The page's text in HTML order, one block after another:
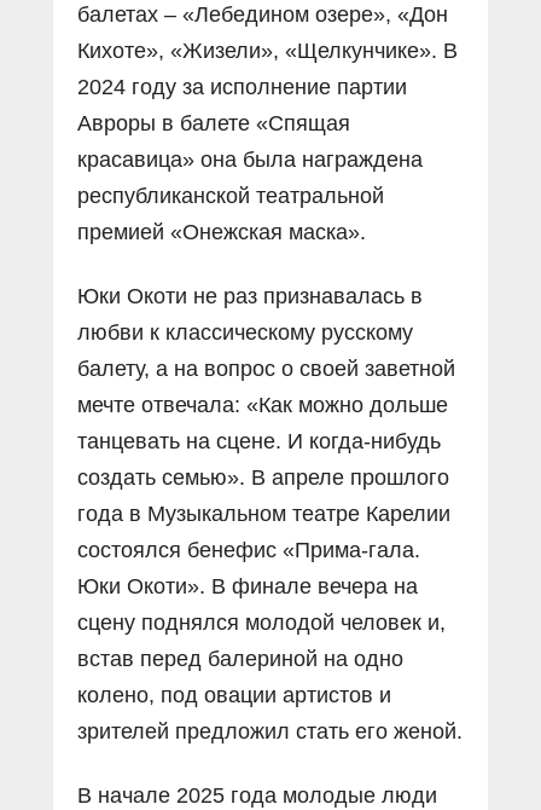
балетах – «Лебедином озере», «Дон
Кихоте», «Жизели», «Щелкунчике». В
2024 году за исполнение партии
Авроры в балете «Спящая
красавица» она была награждена
республиканской театральной
премией «Онежская маска».
Юки Окоти не раз признавалась в
любви к классическому русскому
балету, а на вопрос о своей заветной
мечте отвечала: «Как можно дольше
танцевать на сцене. И когда-нибудь
создать семью». В апреле прошлого
года в Музыкальном театре Карелии
состоялся бенефис «Прима-гала.
Юки Окоти». В финале вечера на
сцену поднялся молодой человек и,
встав перед балериной на одно
колено, под овации артистов и
зрителей предложил стать его женой.
В начале 2025 года молодые люди